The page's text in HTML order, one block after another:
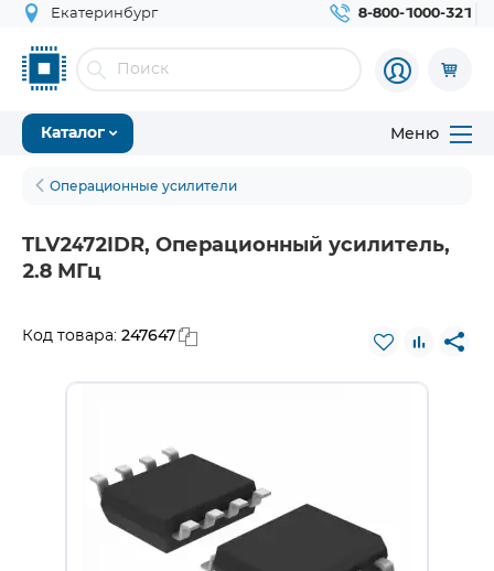
Екатеринбург 8-800-1000-321
Каталог Меню
Операционные усилители
TLV2472IDR, Операционный усилитель,
2.8 МГц
Код товара: 247647